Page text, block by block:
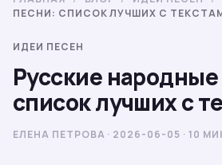
ПЕСНИ: СПИСОК ЛУЧШИХ С
ИДЕИ ПЕСЕН
Русские
список лучших с
ЕЛЕНА ПЕТРОВА · 2026-06-05 · 10